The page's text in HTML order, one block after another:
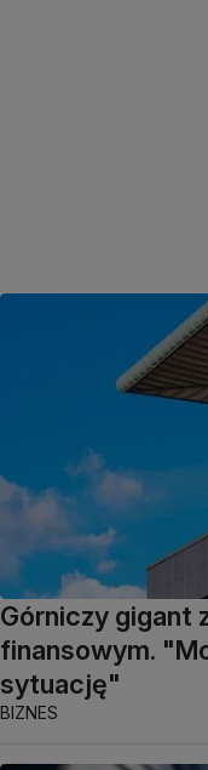
Górniczy gigant
finansowym.
sytuację"
BIZNES